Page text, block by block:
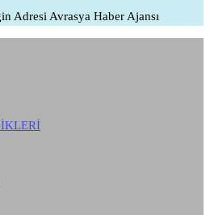
Adresi Avrasya Haber Ajansı